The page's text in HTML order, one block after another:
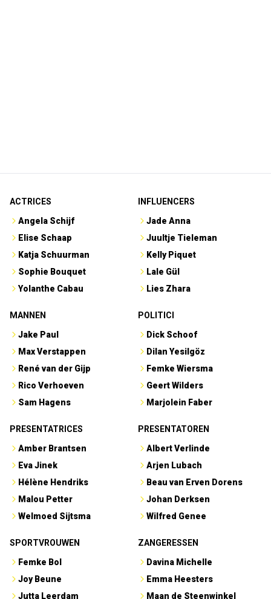
ACTRICES
Angela Schijf
Elise Schaap
Katja Schuurman
Sophie Bouquet
Yolanthe Cabau
INFLUENCERS
Jade Anna
Juultje Tieleman
Kelly Piquet
Lale Gül
Lies Zhara
MANNEN
Jake Paul
Max Verstappen
René van der Gijp
Rico Verhoeven
Sam Hagens
POLITICI
Dick Schoof
Dilan Yesilgöz
Femke Wiersma
Geert Wilders
Marjolein Faber
PRESENTATRICES
Amber Brantsen
Eva Jinek
Hélène Hendriks
Malou Petter
Welmoed Sijtsma
PRESENTATOREN
Albert Verlinde
Arjen Lubach
Beau van Erven Dorens
Johan Derksen
Wilfred Genee
SPORTVROUWEN
Femke Bol
Joy Beune
Jutta Leerdam
ZANGERESSEN
Davina Michelle
Emma Heesters
Maan de Steenwinkel